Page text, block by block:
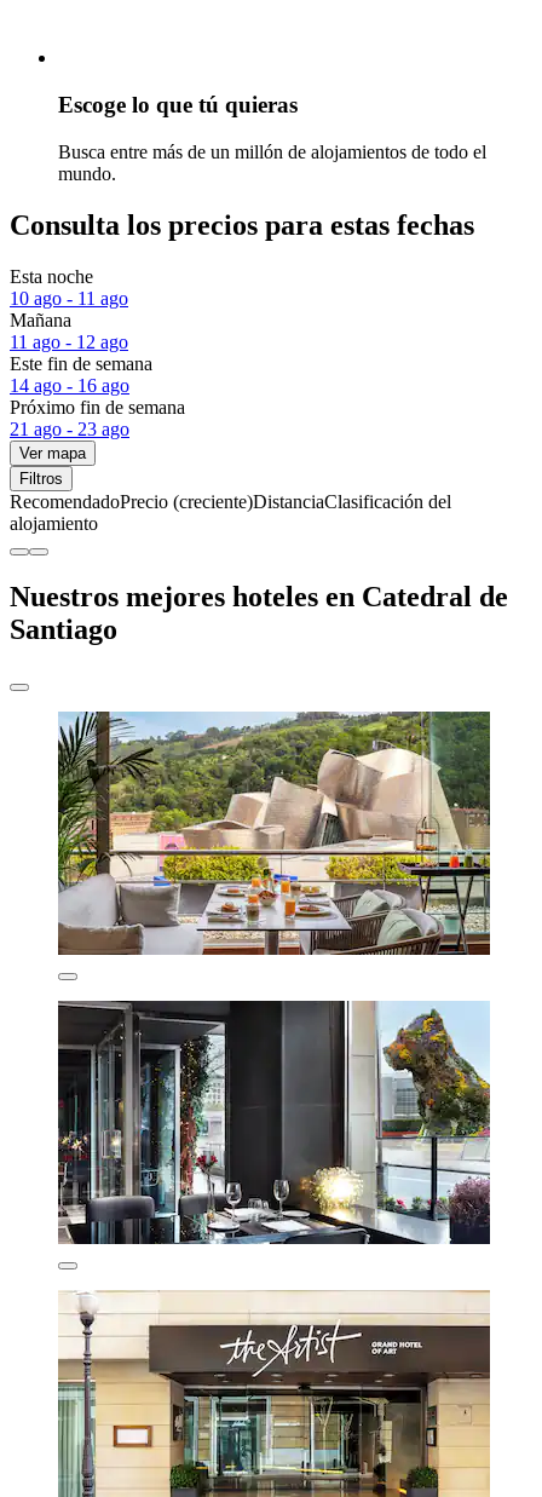
Escoge lo que tú quieras
Busca entre más de un millón de alojamientos de todo el
mundo.
Consulta los precios para estas fechas
Esta noche
10 ago - 11 ago
Mañana
11 ago - 12 ago
Este fin de semana
14 ago - 16 ago
Próximo fin de semana
21 ago - 23 ago
Ver mapa
Filtros
RecomendadoPrecio (creciente)DistanciaClasificación del
alojamiento
Nuestros mejores hoteles en Catedral de
Santiago